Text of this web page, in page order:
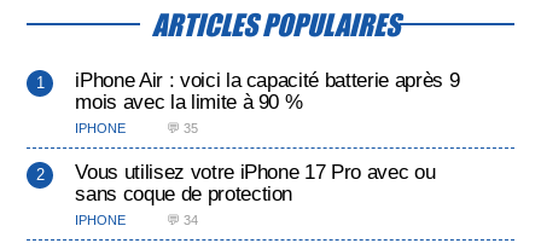
ARTICLES POPULAIRES
iPhone Air : voici la capacité batterie après 9
mois avec la limite à 90 %
IPHONE 💬 35
Vous utilisez votre iPhone 17 Pro avec ou
sans coque de protection
IPHONE 💬 34